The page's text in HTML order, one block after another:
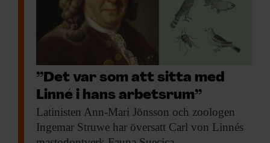
”Det var som att sitta med
Linné i hans arbetsrum”
Latinisten Ann-Mari Jönsson och zoologen
Ingemar Struwe har översatt Carl von Linnés